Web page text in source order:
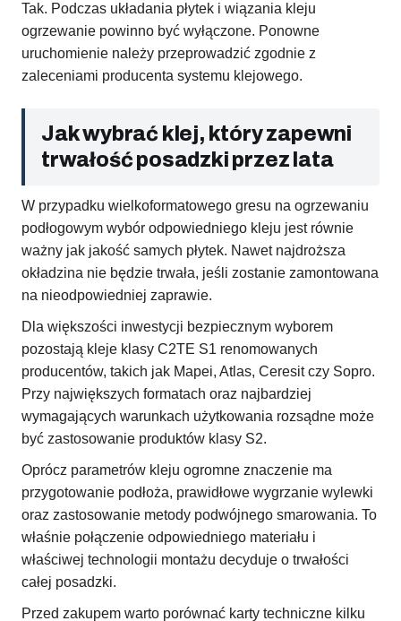
Tak. Podczas układania płytek i wiązania kleju
ogrzewanie powinno być wyłączone. Ponowne
uruchomienie należy przeprowadzić zgodnie z
zaleceniami producenta systemu klejowego.
Jak wybrać klej, który zapewni
trwałość posadzki przez lata
W przypadku wielkoformatowego gresu na ogrzewaniu
podłogowym wybór odpowiedniego kleju jest równie
ważny jak jakość samych płytek. Nawet najdroższa
okładzina nie będzie trwała, jeśli zostanie zamontowana
na nieodpowiedniej zaprawie.
Dla większości inwestycji bezpiecznym wyborem
pozostają kleje klasy C2TE S1 renomowanych
producentów, takich jak Mapei, Atlas, Ceresit czy Sopro.
Przy największych formatach oraz najbardziej
wymagających warunkach użytkowania rozsądne może
być zastosowanie produktów klasy S2.
Oprócz parametrów kleju ogromne znaczenie ma
przygotowanie podłoża, prawidłowe wygrzanie wylewki
oraz zastosowanie metody podwójnego smarowania. To
właśnie połączenie odpowiedniego materiału i
właściwej technologii montażu decyduje o trwałości
całej posadzki.
Przed zakupem warto porównać karty techniczne kilku